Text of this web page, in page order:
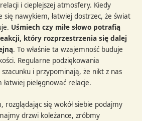
i cieplejszej atmosfery. Kiedy
się nawykiem, łatwiej dostrzec, że świat
Uśmiech czy miłe słowo potrafią
który rozprzestrzenia się dalej
. To właśnie ta wzajemność buduje
Regularne podziękowania
i przypominają, że nikt z nas
łatwiej pielęgnować relacje.
rozglądając się wokół siebie podajmy
drzwi koleżance, zróbmy